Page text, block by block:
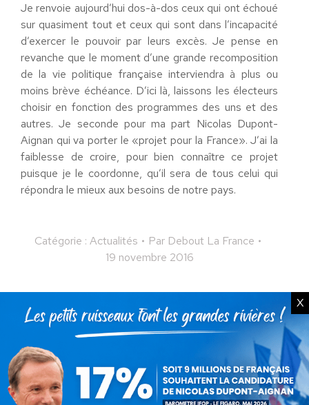
Je renvoie aujourd’hui dos-à-dos ceux qui ont échoué
sur quasiment tout et ceux qui sont dans l’incapacité
d’exercer le pouvoir par leurs excès. Je pense en
revanche que le moment d’une grande recomposition
de la vie politique française interviendra à plus ou
moins brève échéance. D’ici là, laissons les électeurs
choisir en fonction des programmes des uns et des
autres. Je seconde pour ma part Nicolas Dupont-
Aignan qui va porter le «projet pour la France». J’ai la
faiblesse de croire, pour bien connaître ce projet
puisque je le coordonne, qu’il sera de tous celui qui
répondra le mieux aux besoins de notre pays.
Catégorie : Actualités Par Debout La France
19 novembre 2016
Partager cet article
Partager
sur
Facebook
sur
X
sur
Pinterest
sur
LinkedIn
Partager
sur
WhatsApp
X